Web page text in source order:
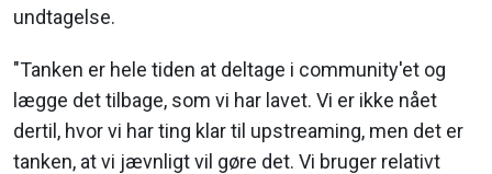
undtagelse.
"Tanken er hele tiden at deltage i community'et og
lægge det tilbage, som vi har lavet. Vi er ikke nået
dertil, hvor vi har ting klar til upstreaming, men det er
tanken, at vi jævnligt vil gøre det. Vi bruger relativt